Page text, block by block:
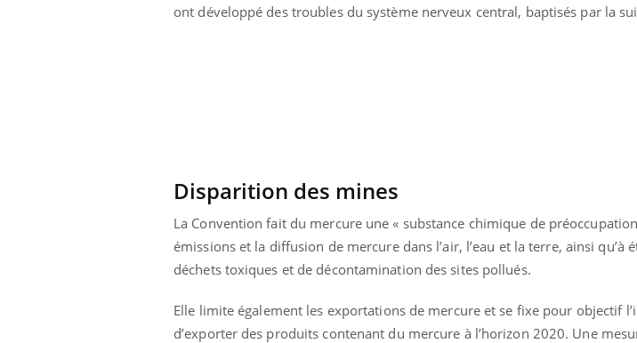
ont développé des troubles du système nerveux central, baptisés par la
Disparition des mines
La Convention fait du mercure une « substance chimique de
émissions et la diffusion de mercure dans l’air, l’eau et la terre, ainsi qu’à
déchets toxiques et de décontamination des sites pollués.
Elle limite également les exportations de mercure et se fixe pour objectif
d’exporter des produits contenant du mercure à l’horizon 2020. Une